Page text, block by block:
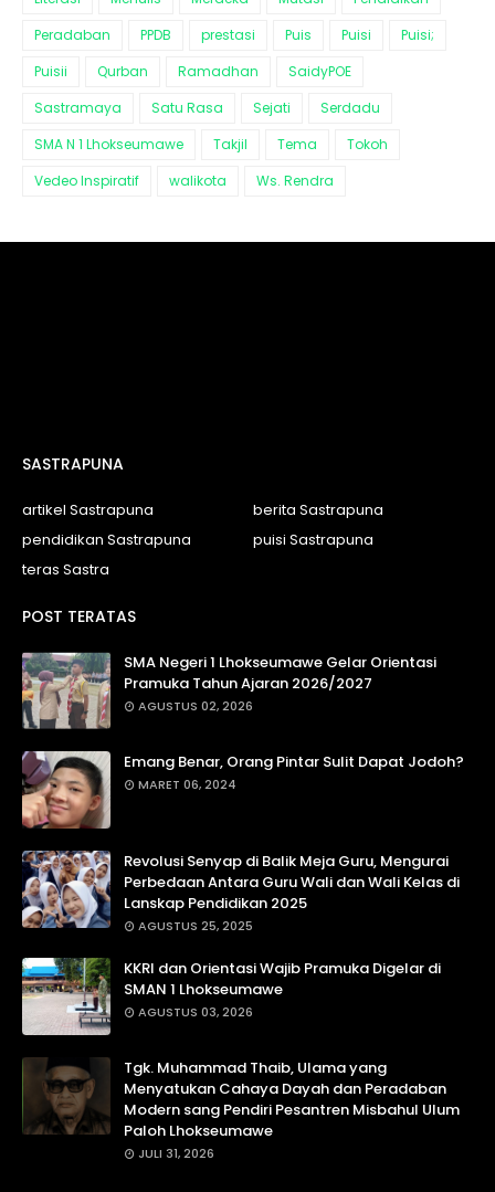
Peradaban
PPDB prestasi Puis Puisi
Puisi;
Puisii
Qurban Ramadhan
SaidyPOE
Sastramaya
Satu Rasa Sejati
Serdadu
SMA N 1 Lhokseumawe
Takjil Tema
Tokoh
Vedeo Inspiratif
walikota Ws. Rendra
SASTRAPUNA
artikel Sastrapuna
berita Sastrapuna
pendidikan Sastrapuna
puisi Sastrapuna
teras Sastra
POST TERATAS
SMA Negeri 1 Lhokseumawe Gelar Orientasi
Pramuka Tahun Ajaran 2026/2027
AGUSTUS 02, 2026
Emang Benar, Orang Pintar Sulit Dapat Jodoh?
MARET 06, 2024
Revolusi Senyap di Balik Meja Guru, Mengurai
Perbedaan Antara Guru Wali dan Wali Kelas di
Lanskap Pendidikan 2025
AGUSTUS 25, 2025
KKRI dan Orientasi Wajib Pramuka Digelar di
SMAN 1 Lhokseumawe
AGUSTUS 03, 2026
Tgk. Muhammad Thaib, Ulama yang
Menyatukan Cahaya Dayah dan Peradaban
Modern sang Pendiri Pesantren Misbahul Ulum
Paloh Lhokseumawe
JULI 31, 2026